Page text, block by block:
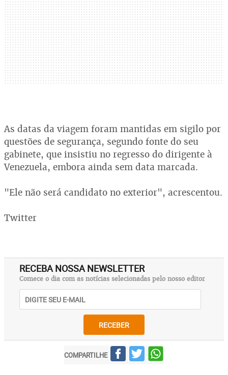
As datas da viagem foram mantidas em sigilo por
questões de segurança, segundo fonte do seu
gabinete, que insistiu no regresso do dirigente à
Venezuela, embora ainda sem data marcada.
"Ele não será candidato no exterior", acrescentou.
Twitter
RECEBA NOSSA NEWSLETTER
Comece o dia com as notícias selecionadas pelo nosso editor
RECEBER
COMPARTILHE